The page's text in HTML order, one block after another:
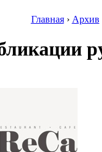
Главная› Архив